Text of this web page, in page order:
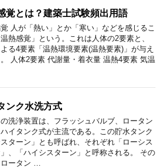
覚とは？建築士試験頻出用語
人が「熱い」とか「寒い」などを感じるこ
熱感覚」という。これは人体の2要素と、
る4要素「温熱環境要素(温熱要素)」が与え
人体2要素 代謝量・着衣量 温熱4要素 気温
ンク水洗方式
の洗浄装置は、フラッシュバルブ、ロータン
イタンク式が主流である。この貯水タンク
ターン」とも呼ばれ、それぞれ「ローシス
、「ハイシスターン」と呼称される。 その
ータン …